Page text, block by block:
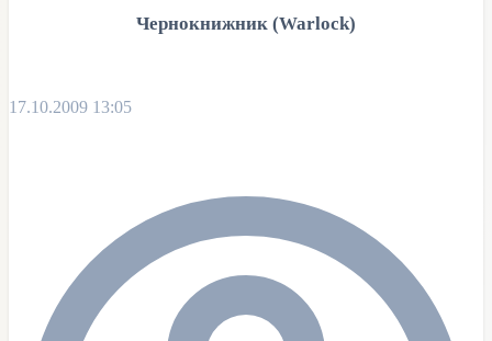
Чернокнижник (Warlock)
17.10.2009 13:05